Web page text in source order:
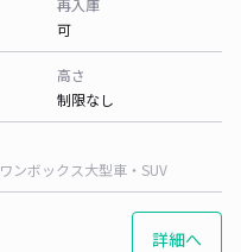
再入庫
可
高さ
制限なし
ワンボックス大型車・SUV
詳細へ